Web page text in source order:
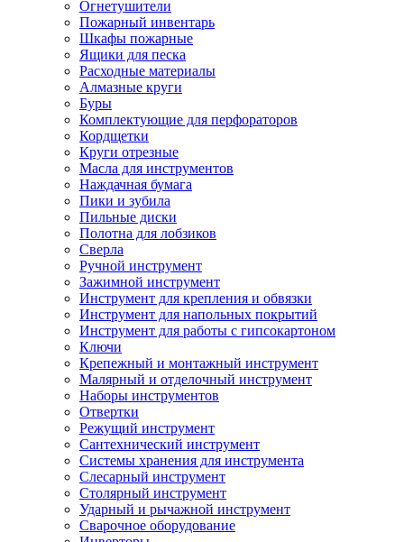
Огнетушители
Пожарный инвентарь
Шкафы пожарные
Ящики для песка
Расходные материалы
Алмазные круги
Буры
Комплектующие для перфораторов
Кордщетки
Круги отрезные
Масла для инструментов
Наждачная бумага
Пики и зубила
Пильные диски
Полотна для лобзиков
Сверла
Ручной инструмент
Зажимной инструмент
Инструмент для крепления и обвязки
Инструмент для напольных покрытий
Инструмент для работы с гипсокартоном
Ключи
Крепежный и монтажный инструмент
Малярный и отделочный инструмент
Наборы инструментов
Отвертки
Режущий инструмент
Сантехнический инструмент
Системы хранения для инструмента
Слесарный инструмент
Столярный инструмент
Ударный и рычажной инструмент
Сварочное оборудование